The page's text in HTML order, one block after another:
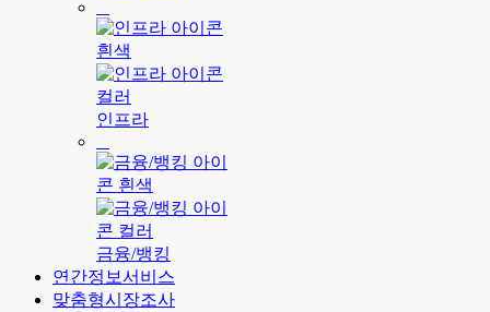
인프라
금융/뱅킹
연간정보서비스
맞춤형시장조사